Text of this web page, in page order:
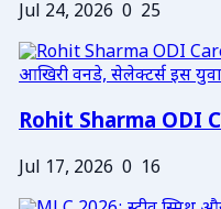
Jul 24, 2026 0 25
Rohit Sharma ODI
Jul 17, 2026 0 16